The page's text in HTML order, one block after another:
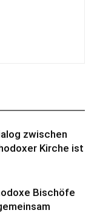
zwischen
Kirche ist
Bischöfe